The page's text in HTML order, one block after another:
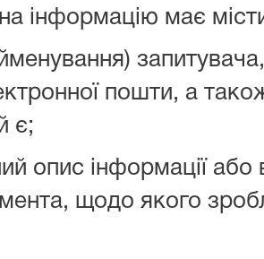
інформацію має
пошти, а
є;
опис інформації або
щодо якого